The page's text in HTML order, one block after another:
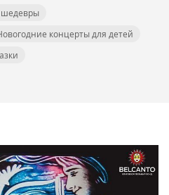
шедевры
концерты для детей